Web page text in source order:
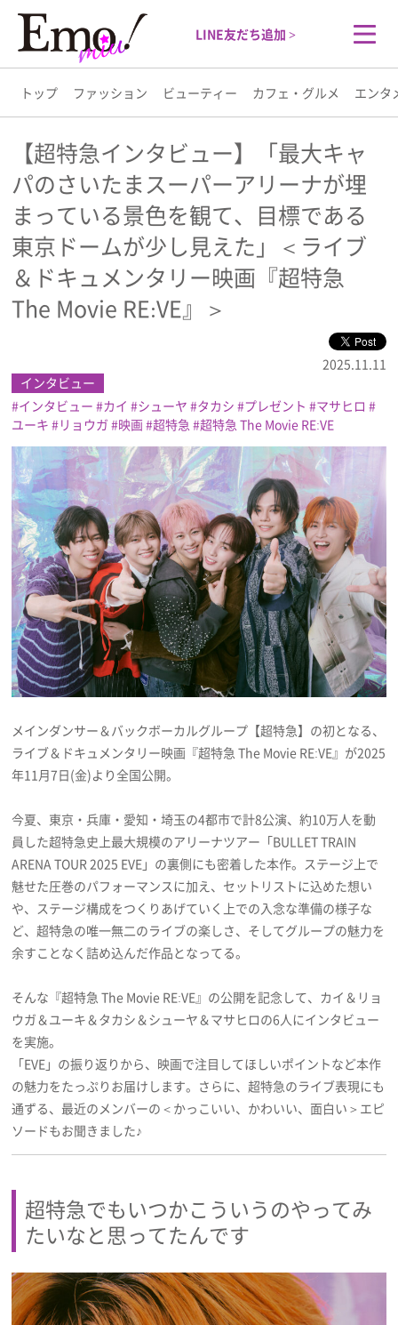
LINE友だち追加 >
トップ ファッション ビューティー カフェ・グルメ エンタ
トップ
ファッション
ビューティー
カフェ・グルメ
ライフスタイル
プレゼント
インタビュー
フィルム
Emoメン
ランキング
Emo!miuとは？
免責事項
プライバシーポリシー
利用規約
お問い合わせ
【超特急インタビュー】「最大キャ
パのさいたまスーパーアリーナが埋
まっている景色を観て、目標である
東京ドームが少し見えた」＜ライブ
＆ドキュメンタリー映画『超特急
The Movie RE:VE』＞
2025.11.11
インタビュー
インタビュー
カイ シューヤ タカシ プレゼント
マサヒロ
ユーキ
リョウガ 映画 超特急 超特急 The Movie RE:VE
メインダンサー＆バックボーカルグループ【超特急】の初となる、
ライブ＆ドキュメンタリー映画『超特急 The Movie RE:VE』が2025
年11月7日(金)より全国公開。
今夏、東京・兵庫・愛知・埼玉の4都市で計8公演、約10万人を動
員した超特急史上最大規模のアリーナツアー「BULLET TRAIN
ARENA TOUR 2025 EVE」の裏側にも密着した本作。ステージ上で
魅せた圧巻のパフォーマンスに加え、セットリストに込めた想い
や、ステージ構成をつくりあげていく上での入念な準備の様子な
ど、超特急の唯一無二のライブの楽しさ、そしてグループの魅力を
余すことなく詰め込んだ作品となってる。
そんな『超特急 The Movie RE:VE』の公開を記念して、カイ＆リョ
ウガ＆ユーキ＆タカシ＆シューヤ＆マサヒロの6人にインタビュー
を実施。
「EVE」の振り返りから、映画で注目してほしいポイントなど本作
の魅力をたっぷりお届けします。さらに、超特急のライブ表現にも
通ずる、最近のメンバーの＜かっこいい、かわいい、面白い＞エピ
ソードもお聞きました♪
超特急でもいつかこういうのやってみ
たいなと思ってたんです